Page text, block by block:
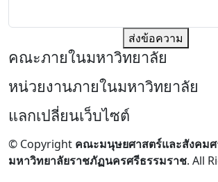
ส่งข้อความ
คณะภายในมหาวิทยาลัย
หน่วยงานภายในมหาวิทยาลัย
แลกเปลี่ยนเว็บไซต์
© Copyright คณะมนุษยศาสตร์และสังคม
มหาวิทยาลัยราชภัฏนครศรีธรรมราช. All